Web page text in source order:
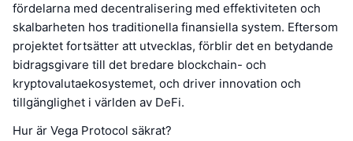
fördelarna med decentralisering med effektiviteten och
skalbarheten hos traditionella finansiella system. Eftersom
projektet fortsätter att utvecklas, förblir det en betydande
bidragsgivare till det bredare blockchain- och
kryptovalutaekosystemet, och driver innovation och
tillgänglighet i världen av DeFi.
Hur är Vega Protocol säkrat?